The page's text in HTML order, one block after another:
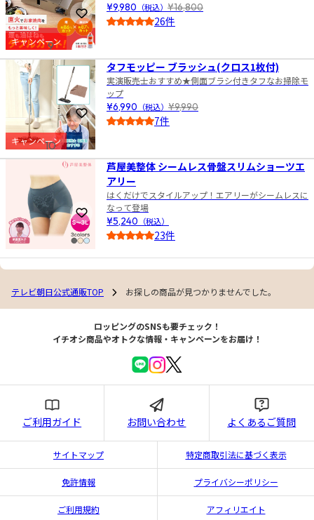
お気に入りに登録
キャンペーン
¥9,980 （税込） ¥16,800
26件
お気に入りに登録
キャンペーン
9
タフモッピー ブラッシュ(クロス1枚付)
実演販売士おすすめ★側面ブラシ付きタフなお掃除モ
ップ
¥6,990 （税込） ¥9,990
7件
お気に入りに登録
10
芦屋美整体 シームレス骨盤スリムショーツエ
アリー
はくだけでスタイルアップ！エアリーがシームレスに
なって登場
¥5,240 （税込）
23件
テレビ朝日公式通販TOP お探しの商品が見つかりませんでした。
ロッピングのSNSも要チェック！
イチオシ商品やオトクな情報・キャンペーンをお届け！
ご利用ガイド お問い合わせ よくあるご質問
サイトマップ 特定商取引法に基づく表示
免許情報 プライバシーポリシー
ご利用規約 アフィリエイト